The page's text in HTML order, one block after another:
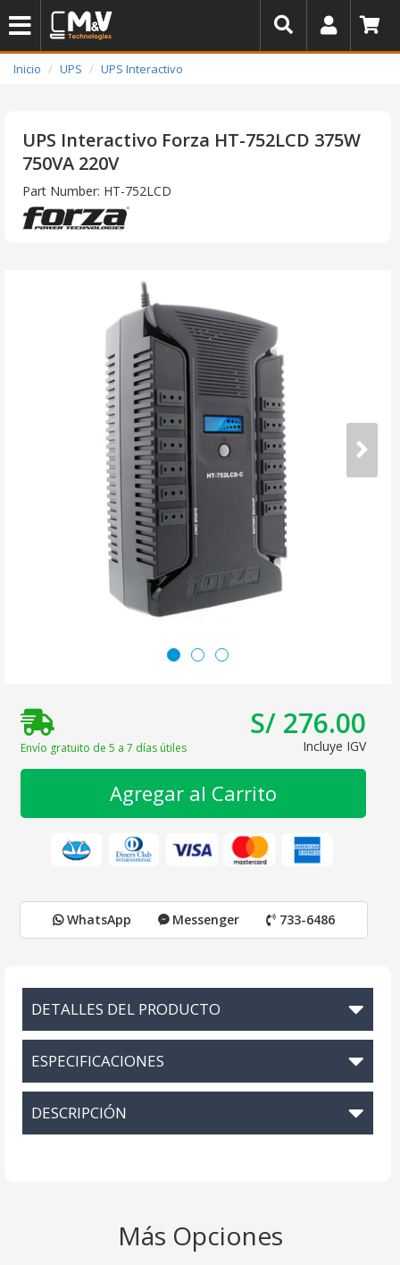
Inicio UPS UPS Interactivo
UPS Interactivo Forza HT-752LCD 375W
750VA 220V
Part Number: HT-752LCD
Envío gratuito de 5 a 7 días útiles
S/ 276.00
Incluye IGV
Agregar al Carrito
WhatsApp Messenger 733-6486
DETALLES DEL PRODUCTO
ESPECIFICACIONES
DESCRIPCIÓN
Más Opciones